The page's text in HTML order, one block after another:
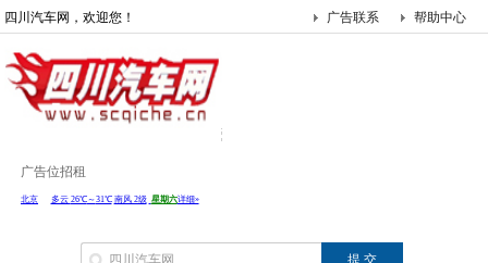
四川汽车网，欢迎您！ 帮助中心
广告联系
广告位招租